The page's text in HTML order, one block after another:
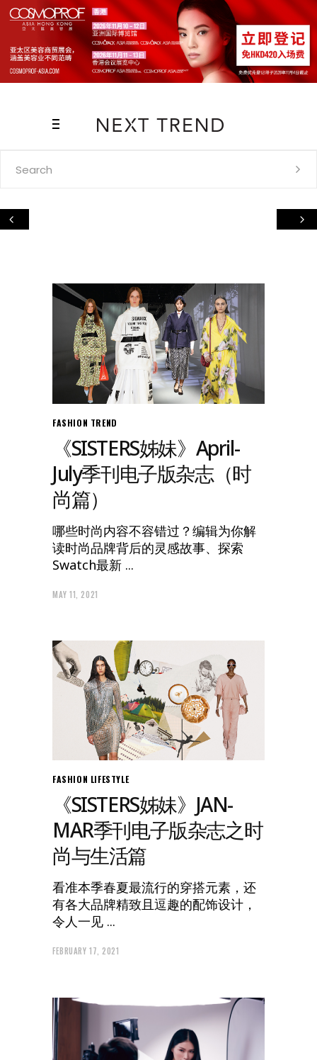
FASHION TREND
《SISTERS姊妹》April-
July季刊电子版杂志（时
尚篇）
哪些时尚内容不容错过？编辑为你解
读时尚品牌背后的灵感故事、探索
Swatch最新
MAY 11, 2021
FASHION LIFESTYLE
《SISTERS姊妹》JAN-
MAR季刊电子版杂志之时
尚与生活篇
看准本季春夏最流行的穿搭元素，还
有各大品牌精致且逗趣的配饰设计，
令人一见
FEBRUARY 17, 2021